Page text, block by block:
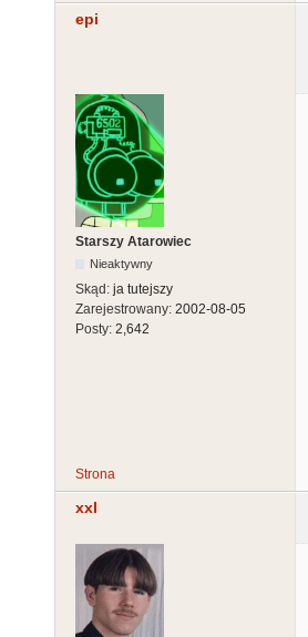
epi
Starszy Atarowiec
Nieaktywny
Skąd: ja tutejszy
Zarejestrowany: 2002-08-05
Posty: 2,642
Strona
xxl